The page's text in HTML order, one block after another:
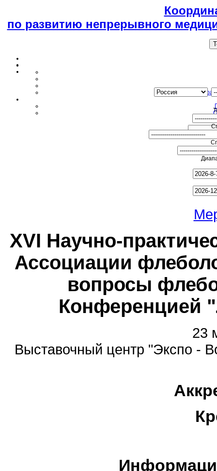
по развитию непрерывного
XVI Научно-
Ассоциации
вопросы
Конференцией
23
Выставочный центр "Экспо -